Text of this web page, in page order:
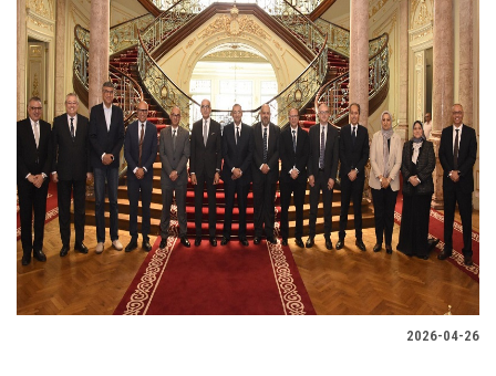
الإعلام
تواصل معنا
الطلاب
هيئة التدريس
الدراسات العليا
2026-04-26